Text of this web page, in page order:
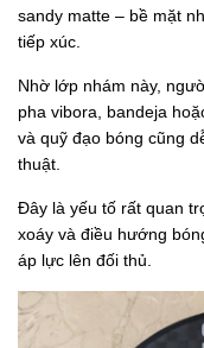
sandy matte – bề mặt
tiếp xúc.
Nhờ lớp nhám này,
pha vibora, bandeja
và quỹ đạo bóng cũng
thuật.
Đây là yếu tố rất quan
xoáy và điều hướng
áp lực lên đối thủ.